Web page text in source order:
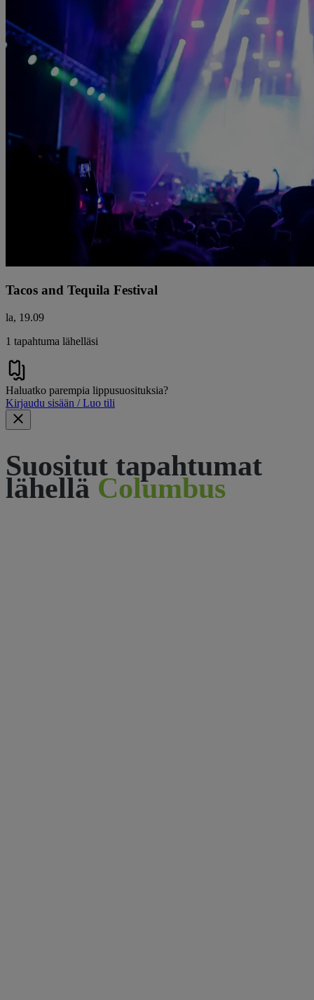
Tacos and Tequila Festival
la, 19.09
1 tapahtuma lähelläsi
Haluatko parempia lippusuosituksia?
Kirjaudu sisään / Luo tili
Suositut tapahtumat
lähellä Columbus